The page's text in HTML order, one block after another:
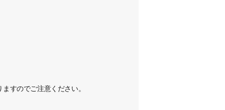
すのでご注意ください。